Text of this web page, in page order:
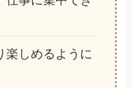
楽しめるように